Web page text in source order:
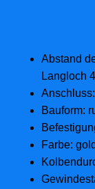
Abstand
Langloch
Bauform:
Farbe: